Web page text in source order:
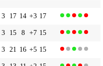
3 17 14 +3 17
3 15 8 +7 15
3 21 16 +5 15